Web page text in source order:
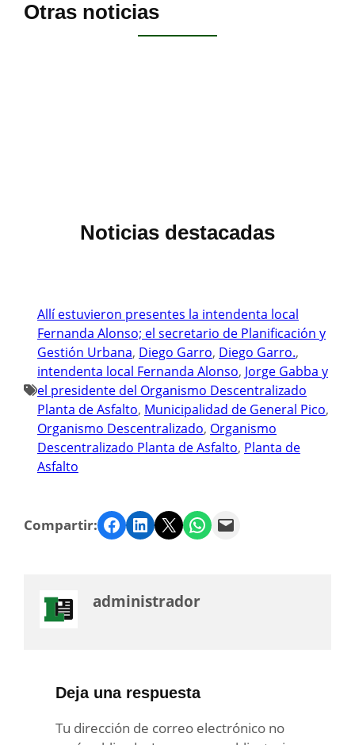
Otras noticias
Noticias destacadas
Allí estuvieron presentes la intendenta local
Fernanda Alonso; el secretario de Planificación y
Gestión Urbana, Diego Garro, Diego Garro.
intendenta local Fernanda Alonso, Jorge Gabba y
el presidente del Organismo Descentralizado
Planta de Asfalto, Municipalidad de General Pico
Organismo Descentralizado, Organismo
Descentralizado Planta de Asfalto, Planta de
Asfalto
Compartir: Facebook LinkedIn Twitter WhatsApp Email
administrador
Deja una respuesta
Tu dirección de correo electrónico no